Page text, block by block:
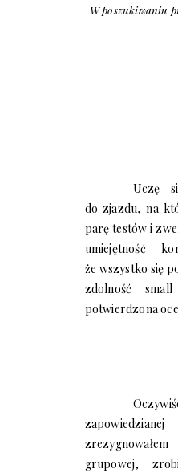
W poszukiwaniu
Uczę
do zjazdu, na
parę testów i
umiejętność
że wszystko się
zdolność
potwierdzona
grupowej,